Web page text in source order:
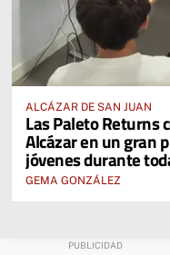
ALCÁZAR DE SAN JUAN
Las Paleto Returns
Alcázar en un gran
jóvenes durante
GEMA GONZÁLEZ